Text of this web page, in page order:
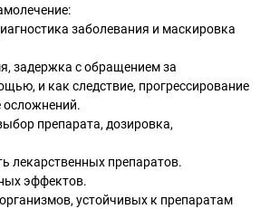
заболевания и маскировка
задержка с обращением за
и как следствие, прогрессирование
осложнений.
препарата, дозировка,
лекарственных препаратов.
эффектов.
устойчивых к препаратам